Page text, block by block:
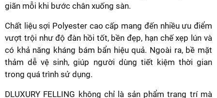
giãn mỗi khi bước chân xuống sàn.
Chất liệu sợi Polyester cao cấp mang đến nhiều ưu điểm
vượt trội như độ đàn hồi tốt, bền đẹp, hạn chế xẹp lún và
có khả năng kháng bám bẩn hiệu quả. Ngoài ra, bề mặt
thảm dễ vệ sinh, giúp người dùng tiết kiệm thời gian
trong quá trình sử dụng.
DLUXURY FELLING không chỉ là sản phẩm trang trí mà